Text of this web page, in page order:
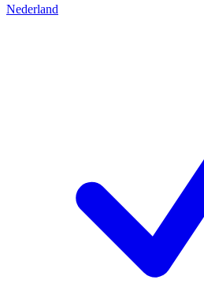
Nederland